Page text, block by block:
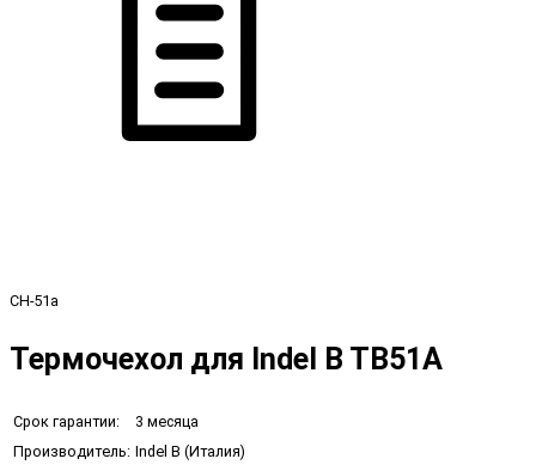
CH-51a
Термочехол для Indel B TB51A
Срок гарантии:
3 месяца
Производитель: Indel B (Италия)